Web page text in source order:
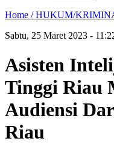
Home /HUKUM/
Sabtu, 25 Maret 2023 -
Asisten
Tinggi Riau
Audiensi
Riau